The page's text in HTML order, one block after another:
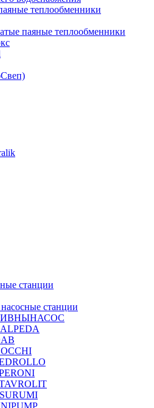
теплообменники
паяные теплообменники
станции
станции